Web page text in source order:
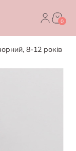
0
8-12 років